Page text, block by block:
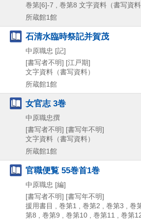
巻第[6]-7 , 巻第8 文字資料（書写資料
所蔵館1館
石清水臨時祭記并賀茂
中原職忠 [記]
[書写者不明] [江戸期]
文字資料（書写資料）
所蔵館1館
女官志 3巻
中原職忠撰
[書写者不明] [書写年不明]
文字資料（書写資料）
所蔵館1館
官職便覧 55巻首1巻
中原職忠 [編]
[書写者不明] [書写年不明]
援用書目 , 巻第1 , 巻第2 , 巻第3 , 巻
第8 , 巻第9 , 巻第10 , 巻第11 , 巻第